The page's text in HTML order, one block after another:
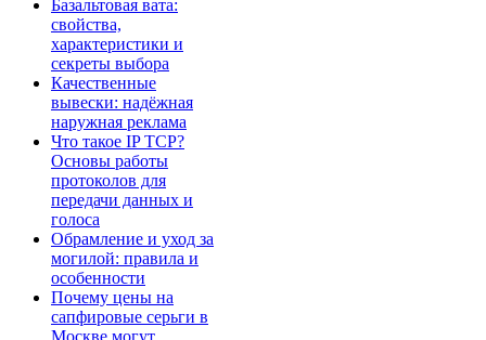
Базальтовая вата:
свойства,
характеристики и
секреты выбора
Качественные
вывески: надёжная
наружная реклама
Что такое IP TCP?
Основы работы
протоколов для
передачи данных и
голоса
Обрамление и уход за
могилой: правила и
особенности
Почему цены на
сапфировые серьги в